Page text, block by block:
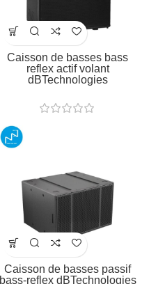
Caisson de basses bass
reflex actif volant
dBTechnologies
Caisson de basses passif
bass-reflex dBTechnologies